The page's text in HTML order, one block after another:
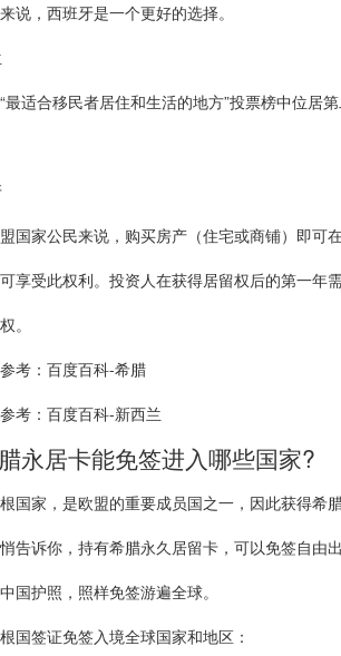
说，西班牙是一个更好的选择。
最适合移民者居住和生活的地方”投票榜中位居
国家公民来说，购买房产（住宅或商铺）即可
享受此权利。投资人在获得居留权后的第一
。
考：百度百科-希腊
考：百度百科-新西兰
永居卡能免签进入哪些国家?
国家，是欧盟的重要成员国之一，因此获得希
告诉你，持有希腊永久居留卡，可以免签自由
国护照，照样免签游遍全球。
国签证免签入境全球国家和地区：